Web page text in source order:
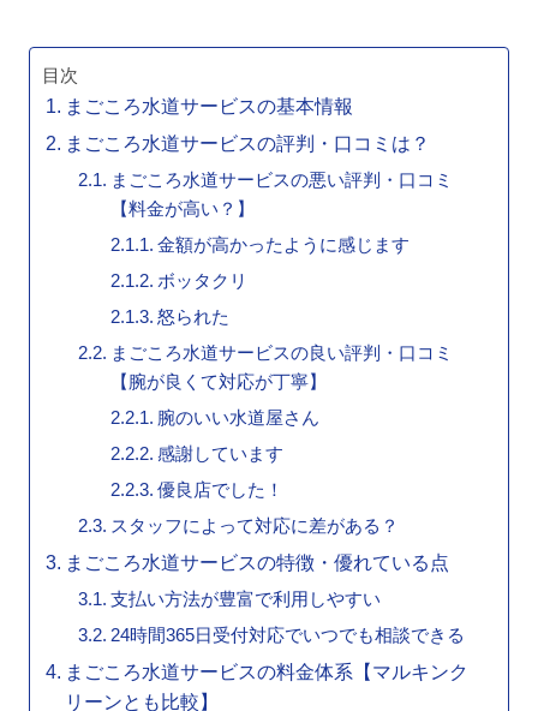
目次
まごころ水道サービスの基本情報
まごころ水道サービスの評判・口コミは？
まごころ水道サービスの悪い評判・口コミ
【料金が高い？】
金額が高かったように感じます
ボッタクリ
怒られた
まごころ水道サービスの良い評判・口コミ
【腕が良くて対応が丁寧】
腕のいい水道屋さん
感謝しています
優良店でした！
スタッフによって対応に差がある？
まごころ水道サービスの特徴・優れている点
支払い方法が豊富で利用しやすい
24時間365日受付対応でいつでも相談できる
まごころ水道サービスの料金体系【マルキンク
リーンとも比較】